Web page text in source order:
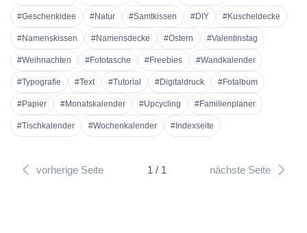
#Geschenkidee #Natur #Samtkissen #DIY #Kuscheldecke
#Namenskissen #Namensdecke #Ostern #Valentinstag
#Weihnachten #Fototasche #Freebies #Wandkalender
#Typografie #Text #Tutorial #Digitaldruck #Fotalbum
#Papier #Monatskalender #Upcycling #Familienplaner
#Tischkalender #Wochenkalender #Indexseite
vorherige Seite 1 / 1 nächste Seite